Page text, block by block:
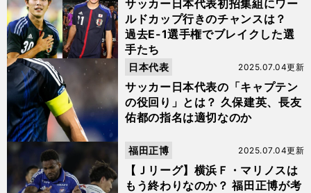
サッカー日本代表初招集組にワー
ルドカップ行きのチャンスは？
過去E-1選手権でブレイクした選
手たち
サッカー日本代表の「キャプテン
の役回り」とは？ 久保建英、長友
佑都の指名は適切なのか
2025.07.04更新
日本代表
【Ｊリーグ】横浜Ｆ・マリノスは
もう終わりなのか？ 福田正博が考
2025.07.04更新
福田正博